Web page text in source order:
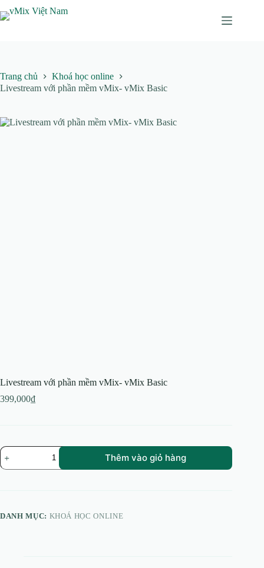
đến
Trang chủ
Khoá học online
Livestream với phần mềm vMix- vMix Basic
Livestream với phần mềm vMix- vMix Basic
399,000₫
Livestream
với
phần
số
Thêm vào giỏ hàng
DANH MỤC: KHOÁ HỌC ONLINE